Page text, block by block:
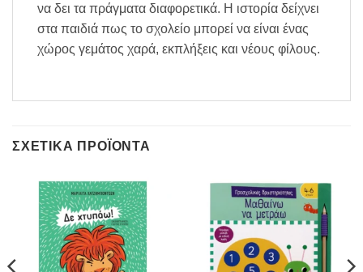
να δει τα πράγματα διαφορετικά. Η ιστορία δείχνει
στα παιδιά πως το σχολείο μπορεί να είναι ένας
χώρος γεμάτος χαρά, εκπλήξεις και νέους φίλους.
ΣΧΕΤΙΚΆ ΠΡΟΪΌΝΤΑ